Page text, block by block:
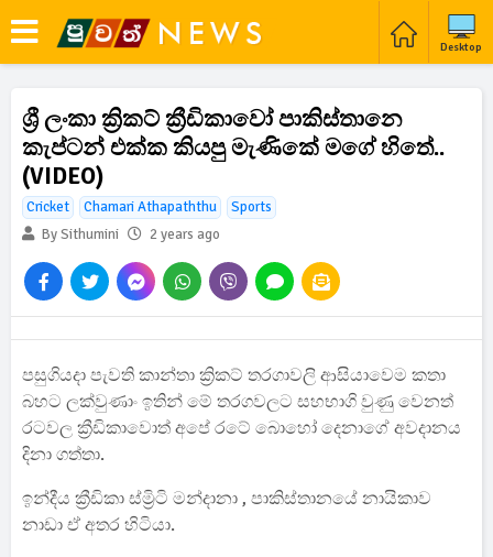
Desktop
ශ්‍රී ලංකා ක්‍රිකට් ක්‍රීඩිකාවෝ පාකිස්තානෙ
කැප්ටන් එක්ක කියපු මැණිකේ මගේ හිතේ..
(VIDEO)
Cricket Chamari Athapaththu
Sports
By Sithumini
2 years ago
පසුගියදා පැවති කාන්තා ක්‍රිකට් තරගාවලි ආසියාවෙම කතා
බහට ලක්වුණාං ඉතින් මේ තරගවලට සහභාගි වුණු වෙනත්
රටවල ක්‍රීඩිකාවොත් අපේ රටේ බොහෝ දෙනාගේ අවදානය
දිනා ගත්තා.
ඉන්දීය ක්‍රීඩිකා ස්ම්‍රිටි මන්දානා , පාකිස්තානයේ නායිකාව
නාඩා ඒ අතර හිටියා.